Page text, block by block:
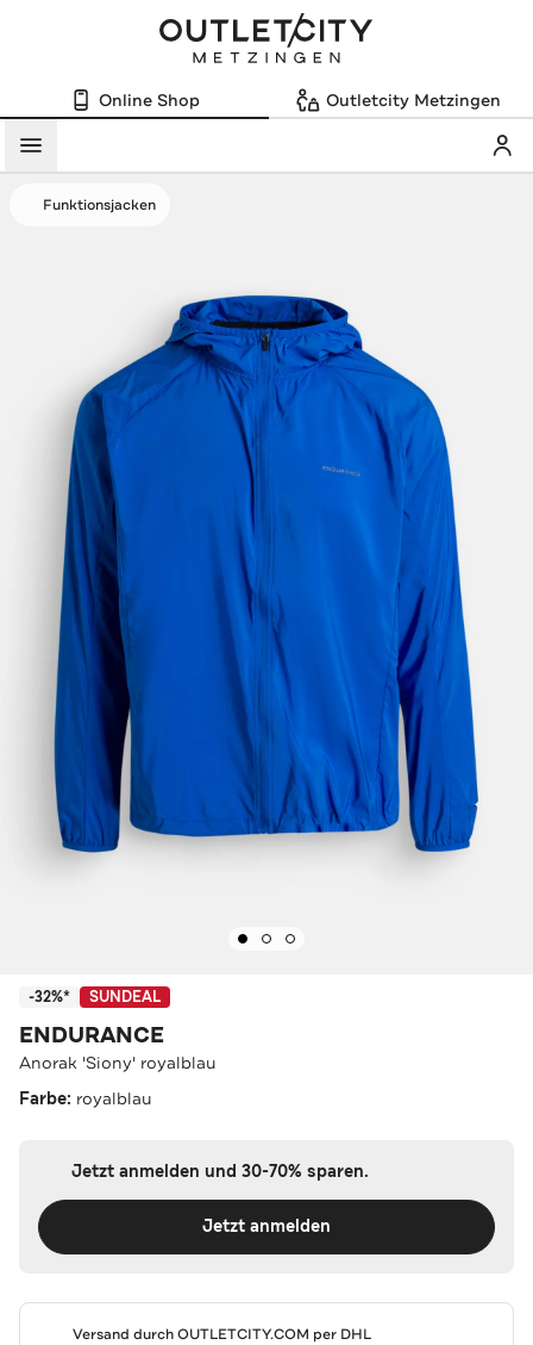
Online Shop Outletcity Metzingen
Menü
Funktionsjacken
-32%* SUNDEAL
ENDURANCE
Anorak 'Siony' royalblau
Farbe: royalblau
Jetzt anmelden und 30-70% sparen.
Jetzt anmelden
Versand durchOUTLETCITY.COM per DHL